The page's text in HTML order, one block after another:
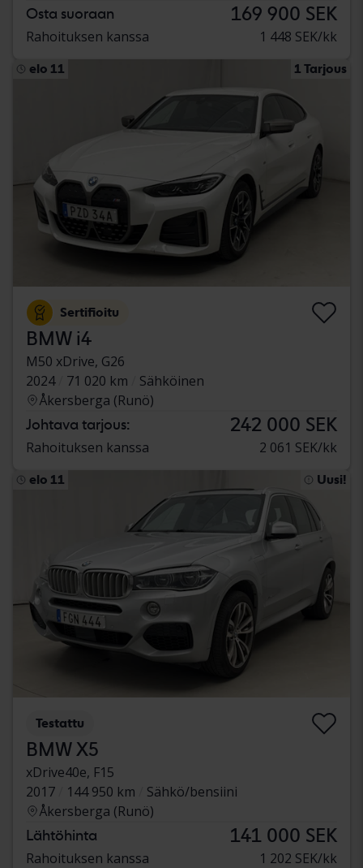
Osta suoraan 169 900 SEK
Rahoituksen kanssa 1 448 SEK/kk
elo 11 1 Tarjous
Sertifioitu
BMW i4
M50 xDrive, G26
2024
71 020 km
Sähköinen
Åkersberga (Runö)
Johtava tarjous: 242 000 SEK
Rahoituksen kanssa 2 061 SEK/kk
elo 11 Uusi!
Testattu
BMW X5
xDrive40e, F15
2017
144 950 km
Sähkö/bensiini
Åkersberga (Runö)
Lähtöhinta 141 000 SEK
Rahoituksen kanssa 1 202 SEK/kk